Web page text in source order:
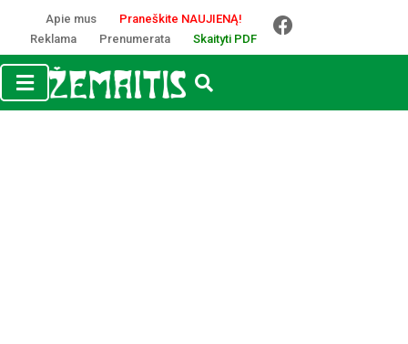
Apie mus
Praneškite NAUJIENĄ!
Reklama
Prenumerata Skaityti PDF